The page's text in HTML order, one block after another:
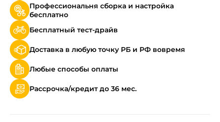
Профессиональня сборка и настройка
бесплатно
Бесплатный тест-драйв
Доставка в любую точку РБ и РФ вовремя
Любые способы оплаты
Рассрочка/кредит до 36 мес.